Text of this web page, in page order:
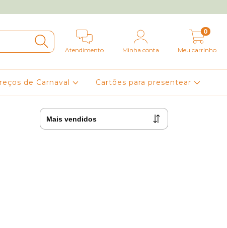
Atendimento Minha conta Meu carrinho
0
de Carnaval Cartões para presentear